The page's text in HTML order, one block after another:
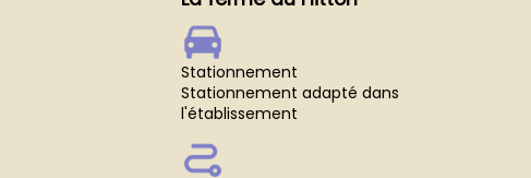
Stationnement
Stationnement adapté dans
l'établissement